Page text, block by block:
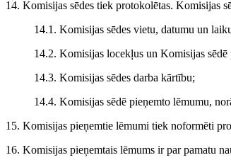
14. Komisijas sēdes tiek protokolētas. Komisijas
14.1. Komisijas sēdes vietu, datumu un
14.2. Komisijas locekļus un Komisijas sēdē
14.3. Komisijas sēdes darba kārtību;
14.4. Komisijas sēdē pieņemto lēmumu,
15. Komisijas pieņemtie lēmumi tiek noformēti
16. Komisijas pieņemtais lēmums ir par pamatu